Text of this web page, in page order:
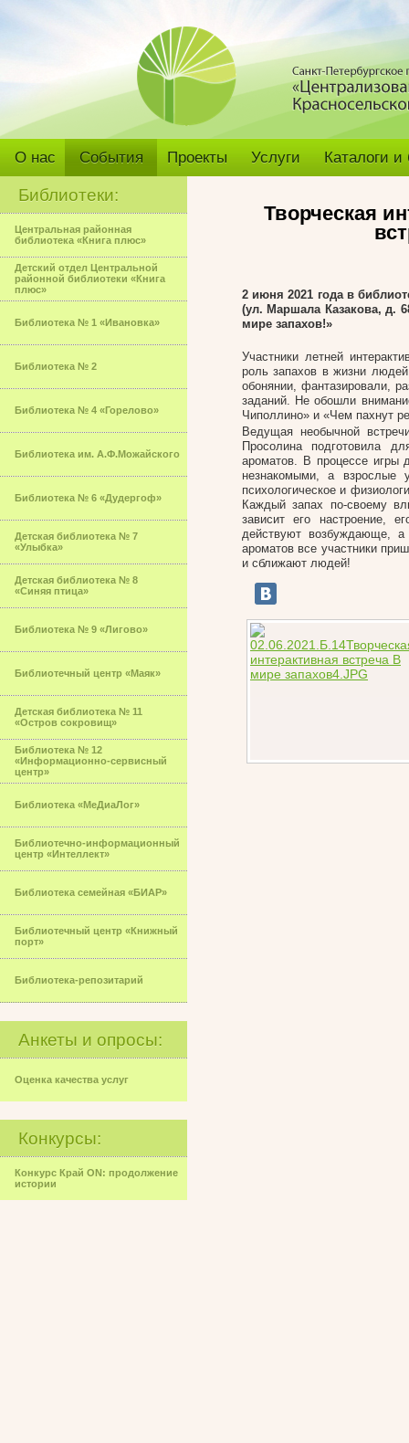
О нас События Проекты Услуги Каталоги
Библиотеки:
Центральная районная
библиотека «Книга плюс»
Детский отдел Центральной
районной библиотеки «Книга
плюс»
Библиотека № 1 «Ивановка»
Библиотека № 2
Библиотека № 4 «Горелово»
Библиотека им. А.Ф.Можайского
Библиотека № 6 «Дудергоф»
Детская библиотека № 7
«Улыбка»
Детская библиотека № 8
«Синяя птица»
Библиотека № 9 «Лигово»
Библиотечный центр «Маяк»
Детская библиотека № 11
«Остров сокровищ»
Библиотека № 12
«Информационно-сервисный
центр»
Библиотека «МеДиаЛог»
Библиотечно-информационный
центр «Интеллект»
Библиотека семейная «БИАР»
Библиотечный центр «Книжный
порт»
Библиотека-репозитарий
Анкеты и опросы:
Оценка качества услуг
Конкурсы:
Конкурс Край ON: продолжение
истории
Творческая
2 июня 2021 года в
(ул. Маршала Казакова, д.
мире запахов!»
Участники летней
роль запахов в жизни
обонянии, фантазировали,
заданий. Не обошли
Чиполлино» и «Чем пахнут
Ведущая необычной
Просолина подготовила
ароматов. В процессе игры
незнакомыми, а взрослые
психологическое
Каждый запах по-своему
зависит его настроение,
действуют возбуждающе, а
ароматов все участники
и сближают людей!